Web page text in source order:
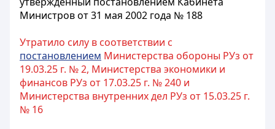
Министров от 31 мая 2002 года № 188
Утратило силу в соответствии с
постановлением Министерства обороны РУз от
19.03.25 г. № 2, Министерства экономики и
финансов РУз от 17.03.25 г. № 240 и
Министерства внутренних дел РУз от 15.03.25 г.
№ 16